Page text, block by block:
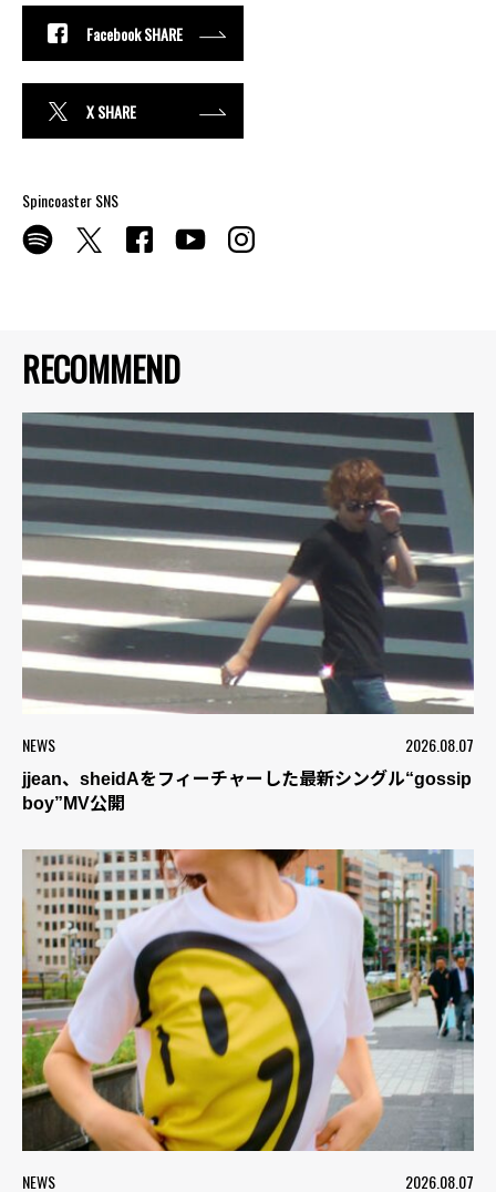
RECOMMEND
NEWS 2026.08.07
jjean、sheidAをフィーチャーした最新シングル“gossip
boy”MV公開
NEWS 2026.08.07
Facebook SHARE
X SHARE
Spincoaster SNS